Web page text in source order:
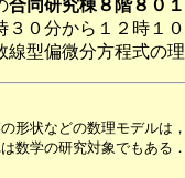
合同研究棟８階８０
３０分から１２時１
型偏微分方程式の
形状などの数理モデルは
数学の研究対象でもあ